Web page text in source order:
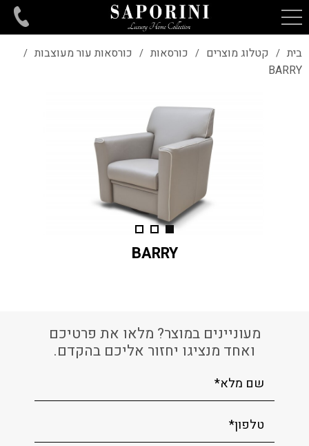
בית / קטלוג מוצרים / כורסאות / כורסאות עור מעוצבות /
BARRY
BARRY
מעוניינים במוצר? מלאו את פרטיכם
ואחד מנציגו יחזור אליכם בהקדם.